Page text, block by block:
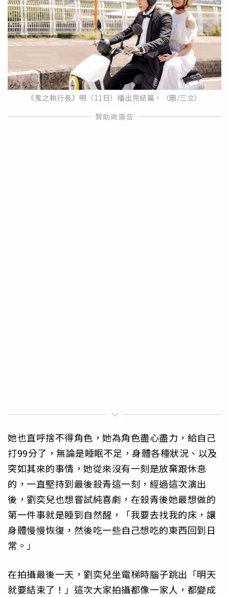
《鬼之執行長》明（11日）播出完結篇。（圖/三立）
她也直呼捨不得角色，她為角色盡心盡力，給自己
打99分了，無論是睡眠不足，身體各種狀況、以及
突如其來的事情，她從來沒有一刻是放棄跟休息
的，一直堅持到最後殺青這一刻，經過這次演出
後，劉奕兒也想嘗試純喜劇，在殺青後她最想做的
第一件事就是睡到自然醒，「我要去找我的床，讓
身體慢慢恢復，然後吃一些自己想吃的東西回到日
常。」
在拍攝最後一天，劉奕兒坐電梯時腦子跳出「明天
就要結束了！」這次大家拍攝都像一家人，都變成